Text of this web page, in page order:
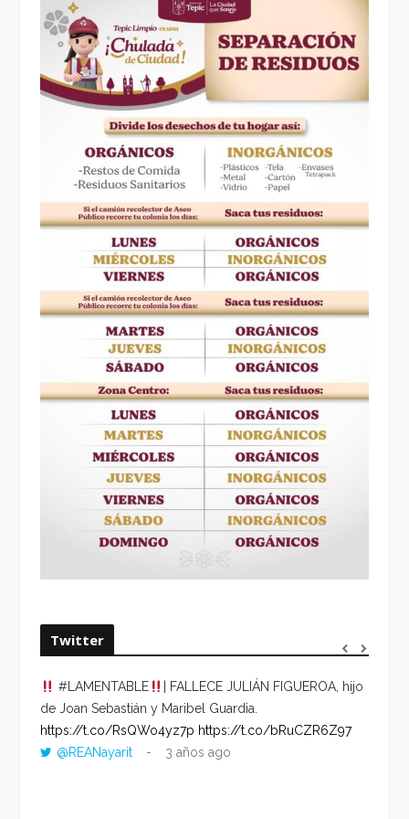
Twitter
#LAMENTABLE
| FALLECE JULIÁN FIGUEROA, hijo
de Joan Sebastián y Maribel Guardia.
https://t.co/RsQWo4yz7p https://t.co/bRuCZR6Z97
@REANayarit
3 años ago